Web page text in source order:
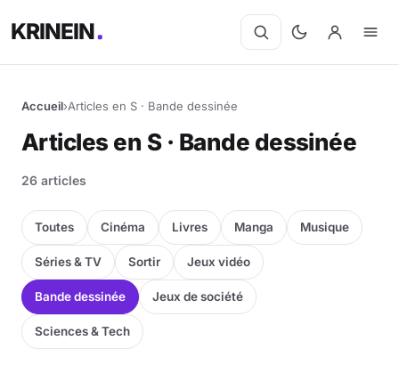
KRINEIN
Accueil›Articles en S · Bande dessinée
Articles en S · Bande dessinée
26 articles
Toutes Cinéma Livres Manga Musique
Séries & TV Sortir Jeux vidéo
Bande dessinée Jeux de société
Sciences & Tech